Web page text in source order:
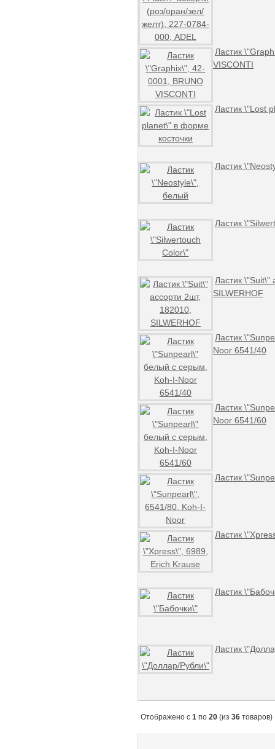
Ластик
VISCONTI
Ластик \"Lost
Ластик
Ластик
Ластик \"Suit\"
SILWERHOF
Ластик
Noor 6541/40
Ластик
Noor 6541/60
Ластик
Ластик
Ластик
Ластик
Отображено с 1 по 20 (из 36 товаров)